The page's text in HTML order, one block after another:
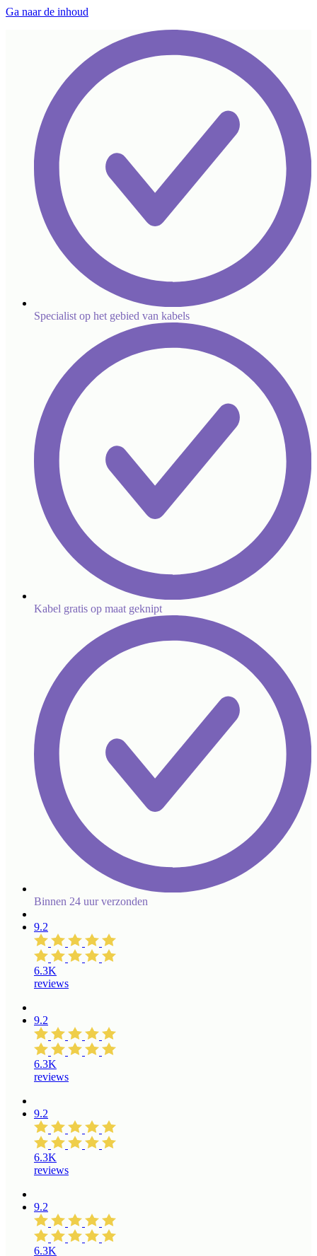
Ga naar de inhoud
Specialist op het gebied van kabels
Kabel gratis op maat geknipt
Binnen 24 uur verzonden
9.2
6.3K
reviews
9.2
6.3K
reviews
9.2
6.3K
reviews
9.2
6.3K